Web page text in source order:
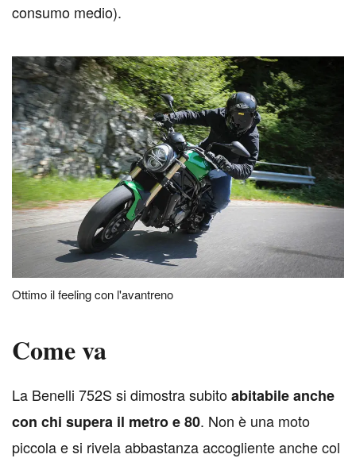
consumo medio).
Ottimo il feeling con l'avantreno
Come va
La Benelli 752S si dimostra subitoabitabile anche
con chi supera il metro e 80. Non è una moto
piccola e si rivela abbastanza accogliente anche col